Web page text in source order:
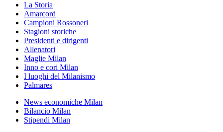
La Storia
Amarcord
Campioni Rossoneri
Stagioni storiche
Presidenti e dirigenti
Allenatori
Maglie Milan
Inno e cori Milan
I luoghi del Milanismo
Palmares
News economiche Milan
Bilancio Milan
Stipendi Milan